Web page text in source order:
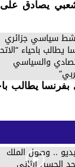
يصادق على
يطالب